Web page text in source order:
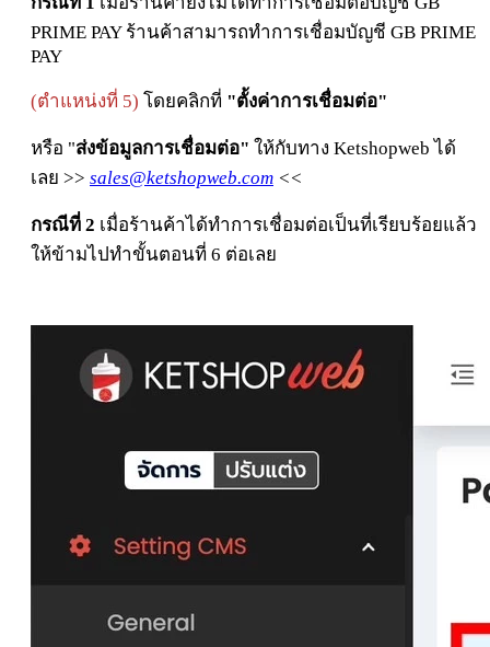
PRIME PAY ร้านค้าสามารถทำการเชื่อมบัญชี GB PRIME
PAY
(ตำแหน่งที่ 5) โดยคลิกที่ "ตั้งค่าการเชื่อมต่อ"
หรือ "ส่งข้อมูลการเชื่อมต่อ" ให้กับทาง Ketshopweb ได้
เลย >> sales@ketshopweb.com <<
กรณีที่ 2 เมื่อร้านค้าได้ทำการเชื่อมต่อเป็นที่เรียบร้อยแล้ว
ให้ข้ามไปทำขั้นตอนที่ 6 ต่อเลย